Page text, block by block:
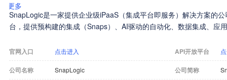
更多
SnapLogic是一家提供企业级iPaaS（集成平台即服务）解决方案的
台，提供预构建的集成（Snaps）、AI驱动的自动化、数据集成、应
官网入口 点击进入 API开放平台
公司名称 SnapLogic 公司简称